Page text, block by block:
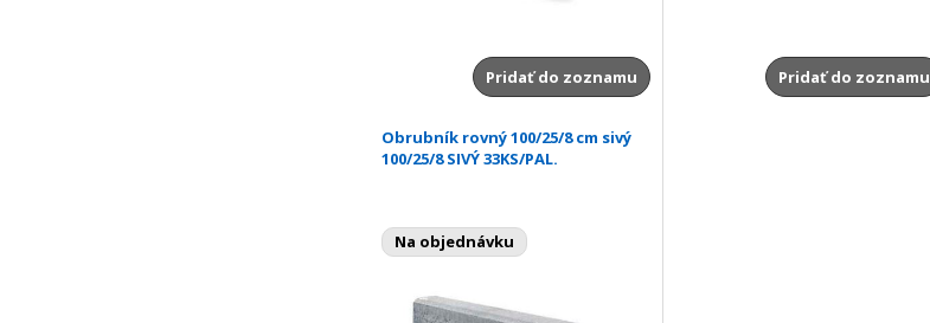
Pridať do zoznamu Pridať do zoznamu
Obrubník rovný 100/25/8 cm sivý
100/25/8 SIVÝ 33KS/PAL.
Na objednávku